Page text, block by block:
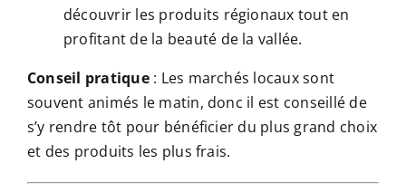
découvrir les produits régionaux tout en
profitant de la beauté de la vallée.
Conseil pratique: Les marchés locaux sont
souvent animés le matin, donc il est conseillé de
s’y rendre tôt pour bénéficier du plus grand choix
et des produits les plus frais.